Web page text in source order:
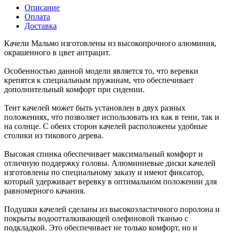
Описание
Оплата
Доставка
Качели Мальмо изготовлены из высокопрочного алюминия,
окрашенного в цвет антрацит.
Особенностью данной модели является то, что веревки
крепятся к специальным пружинам, что обеспечивает
дополнительный комфорт при сидении.
Тент качелей может быть установлен в двух разных
положениях, что позволяет использовать их как в тени, так и
на солнце. С обеих сторон качелей расположены удобные
столики из тикового дерева.
Высокая спинка обеспечивает максимальный комфорт и
отличную поддержку головы. Алюминиевые диски качелей
изготовлены по специальному заказу и имеют фиксатор,
который удерживает веревку в оптимальном положении для
равномерного качания.
Подушки качелей сделаны из высокоэластичного поролона и
покрыты водоотталкивающей олефиновой тканью с
подкладкой. Это обеспечивает не только комфорт, но и